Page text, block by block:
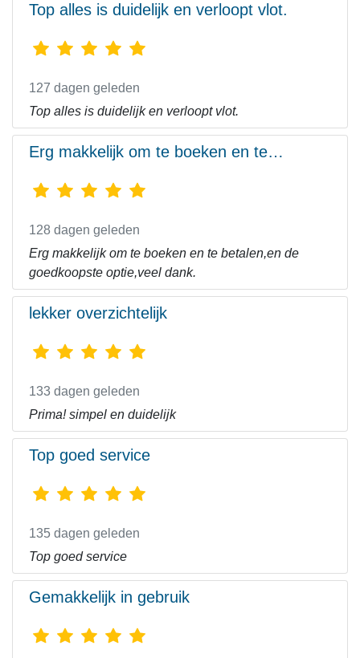
Top alles is duidelijk en verloopt vlot.
127 dagen geleden
Top alles is duidelijk en verloopt vlot.
Erg makkelijk om te boeken en te…
128 dagen geleden
Erg makkelijk om te boeken en te betalen,en de
goedkoopste optie,veel dank.
lekker overzichtelijk
133 dagen geleden
Prima! simpel en duidelijk
Top goed service
135 dagen geleden
Top goed service
Gemakkelijk in gebruik